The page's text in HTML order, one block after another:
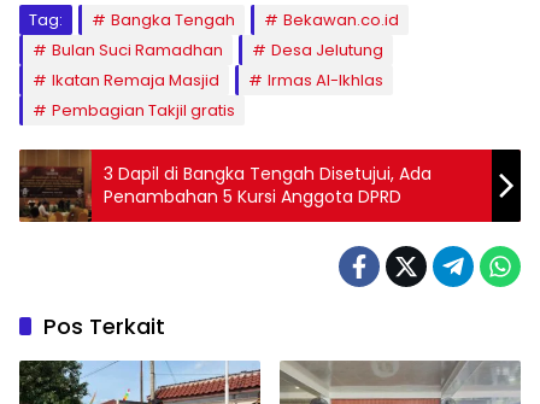
Tag: Bangka Tengah
Bekawan.co.id
Bulan Suci Ramadhan
Desa Jelutung
Ikatan Remaja Masjid
Irmas Al-Ikhlas
Pembagian Takjil gratis
3 Dapil di Bangka Tengah Disetujui, Ada
Penambahan 5 Kursi Anggota DPRD
Pos Terkait